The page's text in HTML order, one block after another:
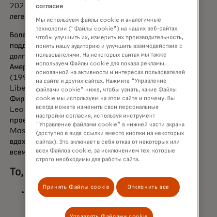
2025, которая отдавала дань уважения
легендарной футбольной форме.
Более трёх десятилетий Mastercard
поддерживает развитие футбола благодаря
долгосрочным партнёрствам с Кубком
Америки (1992), Лигой чемпионов УЕФА
(1994) и, совсем недавно, CONMEBOL
Libertadores Femenina (2023).
Фирменные инициативы — от «Team of
Leo's» и The Pledge Ball до совместных
проектов — подчеркивают стремление
Mastercard использовать силу футбола для
вдохновения болельщиков и сообществ по
всему миру.
То, что мы говорим
«Обмен майками всегда был вопросом
рамки игры», — сказал Лионель Месси.
согласие
Мы используем файлы cookie и аналогичные
технологии ("Файлы cookie") на наших веб-сайтах,
чтобы улучшить их, измерить их производительность,
понять нашу аудиторию и улучшить взаимодействие с
пользователями. На некоторых сайтах мы также
используем Файлы cookie для показа рекламы,
основанной на активности и интересах пользователей
на сайте и других сайтах. Нажмите "Управление
файлами cookie" ниже, чтобы узнать, какие Файлы
cookie мы используем на этом сайте и почему. Вы
всегда можете изменить свои персональные
настройки согласия, используя инструмент
"Управление файлами cookie" в нижней части экрана
(доступно в виде ссылки вместо кнопки на некоторых
сайтах). Это включает в себя отказ от некоторых или
всех Файлов cookie, за исключением тех, которые
строго необходимы для работы сайта.
Принять Файлы cookie Отклонить все